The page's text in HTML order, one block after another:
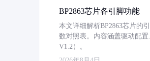
BP2863芯片各引脚功能
本文详细解析BP2863芯片的
数对照表。内容涵盖驱动配
V1.2）。